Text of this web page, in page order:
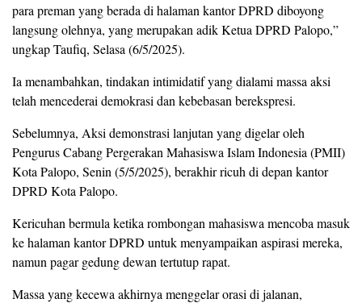
para preman yang berada di halaman kantor DPRD diboyong
langsung olehnya, yang merupakan adik Ketua DPRD Palopo,”
ungkap Taufiq, Selasa (6/5/2025).
Ia menambahkan, tindakan intimidatif yang dialami massa aksi
telah mencederai demokrasi dan kebebasan berekspresi.
Sebelumnya, Aksi demonstrasi lanjutan yang digelar oleh
Pengurus Cabang Pergerakan Mahasiswa Islam Indonesia (PMII)
Kota Palopo, Senin (5/5/2025), berakhir ricuh di depan kantor
DPRD Kota Palopo.
Kericuhan bermula ketika rombongan mahasiswa mencoba masuk
ke halaman kantor DPRD untuk menyampaikan aspirasi mereka,
namun pagar gedung dewan tertutup rapat.
Massa yang kecewa akhirnya menggelar orasi di jalanan,